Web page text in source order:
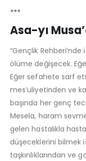
***
Asa-yı
“Gençlik
ölüme değişecek.
Eğer sefahete sarf
mes’uliyetinden ve
başında her genç
Mesela, haram
gelen hastalıkla
düşeceklerini bilmek
taşkınlıklarından